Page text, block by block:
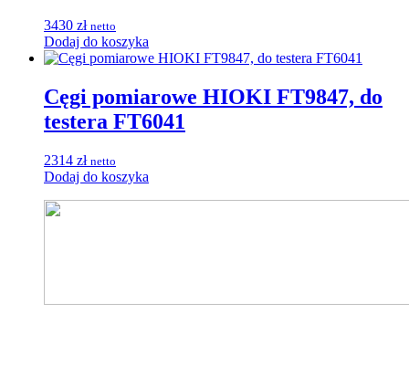
3430 zł netto
Dodaj do koszyka
Cęgi pomiarowe HIOKI FT9847, do
testera FT6041
2314 zł netto
Dodaj do koszyka